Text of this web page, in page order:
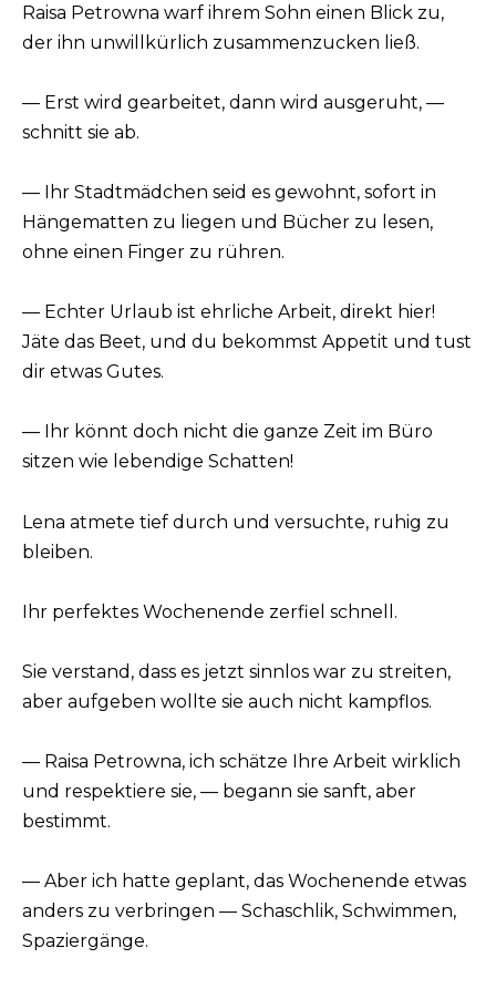
Raisa Petrowna warf ihrem Sohn einen Blick zu,
der ihn unwillkürlich zusammenzucken ließ.
— Erst wird gearbeitet, dann wird ausgeruht, —
schnitt sie ab.
— Ihr Stadtmädchen seid es gewohnt, sofort in
Hängematten zu liegen und Bücher zu lesen,
ohne einen Finger zu rühren.
— Echter Urlaub ist ehrliche Arbeit, direkt hier!
Jäte das Beet, und du bekommst Appetit und tust
dir etwas Gutes.
— Ihr könnt doch nicht die ganze Zeit im Büro
sitzen wie lebendige Schatten!
Lena atmete tief durch und versuchte, ruhig zu
bleiben.
Ihr perfektes Wochenende zerfiel schnell.
Sie verstand, dass es jetzt sinnlos war zu streiten,
aber aufgeben wollte sie auch nicht kampflos.
— Raisa Petrowna, ich schätze Ihre Arbeit wirklich
und respektiere sie, — begann sie sanft, aber
bestimmt.
— Aber ich hatte geplant, das Wochenende etwas
anders zu verbringen — Schaschlik, Schwimmen,
Spaziergänge.